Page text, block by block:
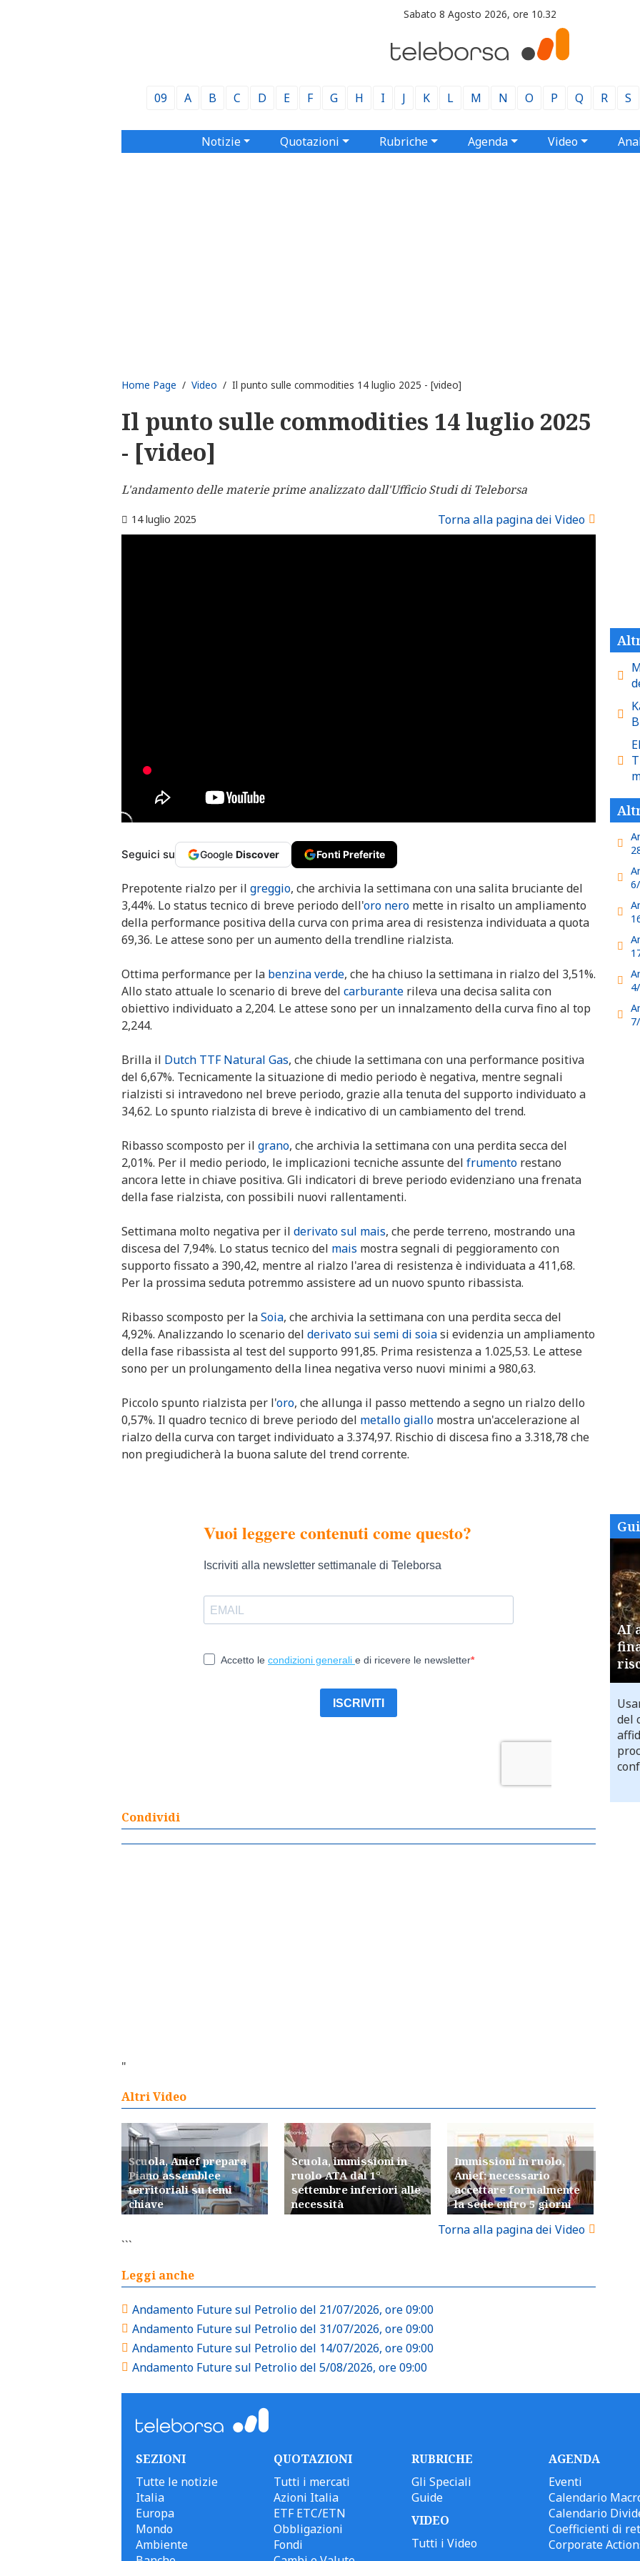
Sabato 8 Agosto 2026, ore 10.32
09 A B C D E F G H I J K L M N O P Q R S
Notizie Quotazioni Rubriche Agenda Video
Home Page / Video / Il punto sulle commodities 14 luglio 2025 - [video]
Il punto sulle commodities 14 luglio 2025
- [video]
L'andamento delle materie prime analizzato dall'Ufficio Studi di Teleborsa
14 luglio 2025 Torna alla pagina dei Video
Seguici su Google Discover Fonti Preferite
Prepotente rialzo per il greggio, che archivia la settimana con una salita bruciante del
3,44%. Lo status tecnico di breve periodo dell'oro nero mette in risalto un ampliamento
della performance positiva della curva con prima area di resistenza individuata a quota
69,36. Le attese sono per un aumento della trendline rialzista.
Ottima performance per la benzina verde, che ha chiuso la settimana in rialzo del 3,51%.
Allo stato attuale lo scenario di breve del carburante rileva una decisa salita con
obiettivo individuato a 2,204. Le attese sono per un innalzamento della curva fino al top
2,244.
Brilla il Dutch TTF Natural Gas, che chiude la settimana con una performance positiva
del 6,67%. Tecnicamente la situazione di medio periodo è negativa, mentre segnali
rialzisti si intravedono nel breve periodo, grazie alla tenuta del supporto individuato a
34,62. Lo spunto rialzista di breve è indicativo di un cambiamento del trend.
Ribasso scomposto per il grano, che archivia la settimana con una perdita secca del
2,01%. Per il medio periodo, le implicazioni tecniche assunte del frumento restano
ancora lette in chiave positiva. Gli indicatori di breve periodo evidenziano una frenata
della fase rialzista, con possibili nuovi rallentamenti.
Settimana molto negativa per il derivato sul mais, che perde terreno, mostrando una
discesa del 7,94%. Lo status tecnico del mais mostra segnali di peggioramento con
supporto fissato a 390,42, mentre al rialzo l'area di resistenza è individuata a 411,68.
Per la prossima seduta potremmo assistere ad un nuovo spunto ribassista.
Ribasso scomposto per laSoia, che archivia la settimana con una perdita secca del
4,92%. Analizzando lo scenario del derivato sui semi di soiasi evidenzia un ampliamento
della fase ribassista al test del supporto 991,85. Prima resistenza a 1.025,53. Le attese
sono per un prolungamento della linea negativa verso nuovi minimi a 980,63.
Piccolo spunto rialzista per l'oro, che allunga il passo mettendo a segno un rialzo dello
0,57%. Il quadro tecnico di breve periodo del metallo giallo mostra un'accelerazione al
rialzo della curva con target individuato a 3.374,97. Rischio di discesa fino a 3.318,78 che
non pregiudicherà la buona salute del trend corrente.
Condividi
"
Altri Video
Scuola, Anief prepara
Piano assemblee
territoriali su temi
chiave
Scuola, immissioni in
ruolo ATA dal 1°
settembre inferiori alle
necessità
Immissioni in ruolo,
Anief: necessario
accettare formalmente
la sede entro 5 giorni
Torna alla pagina dei Video
```
Leggi anche
Andamento Future sul Petrolio del 21/07/2026, ore 09:00
Andamento Future sul Petrolio del 31/07/2026, ore 09:00
Andamento Future sul Petrolio del 14/07/2026, ore 09:00
Andamento Future sul Petrolio del 5/08/2026, ore 09:00
AI
del
SEZIONI
Tutte le notizie
Italia
Europa
Mondo
Ambiente
QUOTAZIONI
Tutti i mercati
Azioni Italia
ETF ETC/ETN
Obbligazioni
Fondi
RUBRICHE
Gli Speciali
Guide
VIDEO
Tutti i Video
AGENDA
Eventi
Calendario
Calendario
Coefficienti di
Corporate